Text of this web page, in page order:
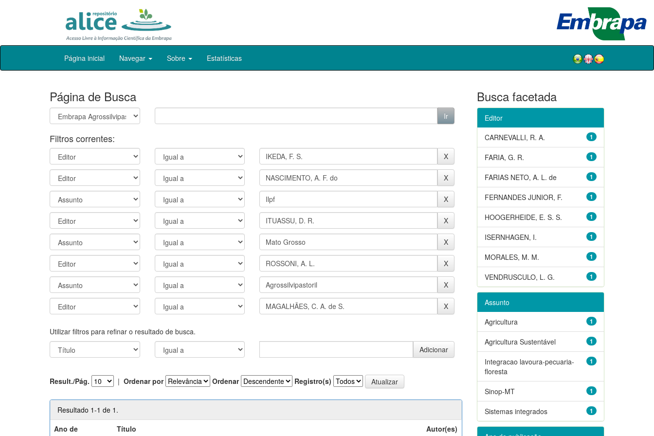
Skip
Página inicial Navegar Sobre Estatísticas
Página de Busca
Filtros correntes:
Utilizar filtros para refinar o resultado de busca.
Result./Pág. | Ordenar por Ordenar Registro(s)
Resultado 1-1 de 1.
Ano de
Título Autor(es)
Busca facetada
Editor
1
CARNEVALLI, R. A.
1
FARIA, G. R.
1
FARIAS NETO, A. L. de
1
FERNANDES JUNIOR, F.
1
HOOGERHEIDE, E. S. S.
1
ISERNHAGEN, I.
1
MORALES, M. M.
1
VENDRUSCULO, L. G.
Assunto
1
Agricultura
1
Agricultura Sustentável
1
Integracao lavoura-pecuaria-
floresta
1
Sinop-MT
1
Sistemas integrados